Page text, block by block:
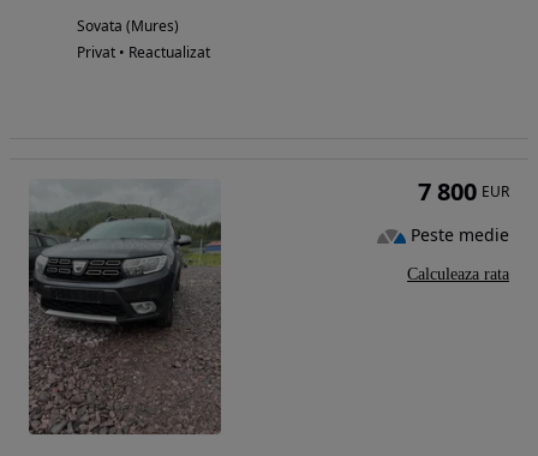
Sovata (Mures)
Privat • Reactualizat
7 800 EUR
Peste medie
Calculeaza rata